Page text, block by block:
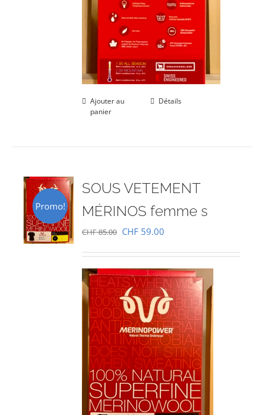
Ajouter au
panier
Détails
Promo!
SOUS VETEMENT
MÉRINOS femme s
CHF85.00 Le
initial
était :
CHF 85.00.
CHF 59.00
actuel
est :
CHF 59.00.